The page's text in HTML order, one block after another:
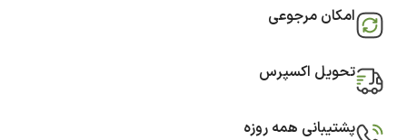
امکان مرجوعی
تحویل اکسپرس
پشتیبانی همه روزه